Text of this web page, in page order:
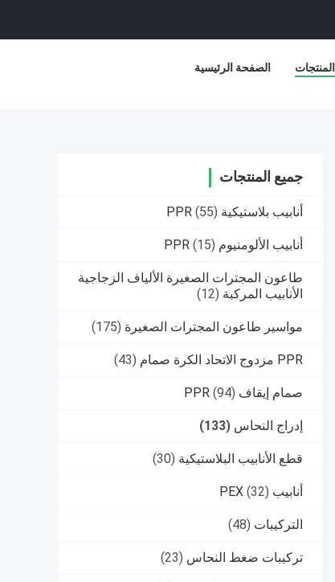
الصفحة الرئيسية المنتجات
جميع المنتجات
أنابيب بلاستيكية PPR (55)
أنابيب الألومنيوم PPR (15)
طاعون المجترات الصغيرة الألياف الزجاجية
الأنابيب المركبة (12)
مواسير طاعون المجترات الصغيرة (175)
PPR مزدوج الاتحاد الكرة صمام (43)
صمام إيقاف PPR (94)
إدراج النحاس (133)
قطع الأنابيب البلاستيكية (30)
أنابيب PEX (32)
التركيبات (48)
تركيبات ضغط النحاس (23)